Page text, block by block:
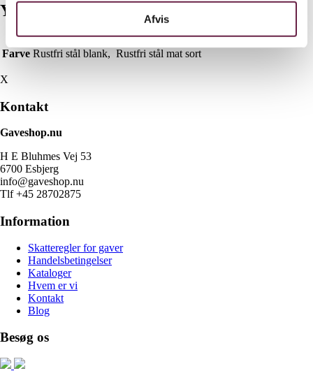
Afvis
Yderligere information
Farve Rustfri stål blank, Rustfri stål mat sort
X
Kontakt
Gaveshop.nu
H E Bluhmes Vej 53
6700 Esbjerg
info@gaveshop.nu
Tlf +45 28702875
Information
Skatteregler for gaver
Handelsbetingelser
Kataloger
Hvem er vi
Kontakt
Blog
Besøg os